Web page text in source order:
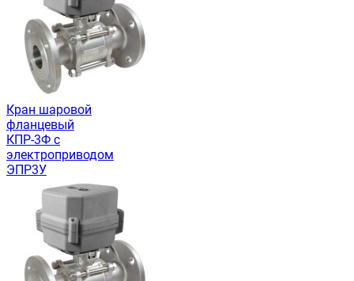
Кран шаровой
фланцевый
КПР-3Ф с
электроприводом
ЭПР3У